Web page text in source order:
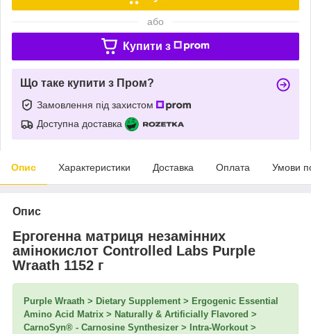
або
Купити з
Що таке купити з Пром?
Замовлення під захистом
Доступна доставка
Опис Характеристики Доставка Оплата Умови
Опис
Ергогенна матриця незамінних
амінокислот Controlled Labs Purple
Wraath 1152 г
Purple Wraath > Dietary Supplement > Ergogenic Essential
Amino Acid Matrix > Naturally & Artificially Flavored >
CarnoSyn® - Carnosine Synthesizer > Intra-Workout >